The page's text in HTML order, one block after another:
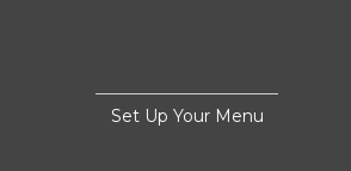
Set Up Your Menu